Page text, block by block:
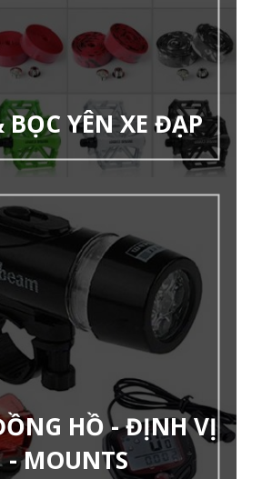
BỌC YÊN XE ĐẠP
HỒ - ĐỊNH VỊ
- MOUNTS